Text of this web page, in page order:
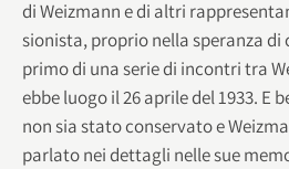
di Weizmann e di altri
sionista, proprio nella speranza
primo di una serie di incontri tra
ebbe luogo il 26 aprile del 1933. E
non sia stato conservato e
parlato nei dettagli nelle sue